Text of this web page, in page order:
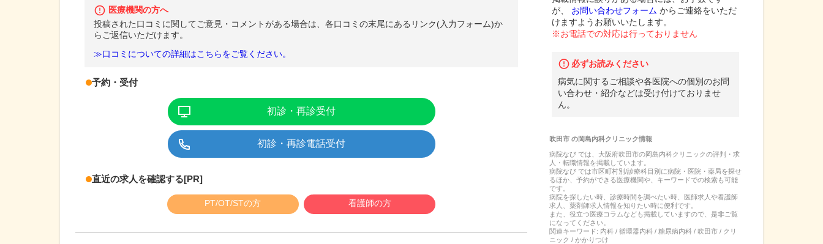
医療機関の方へ
投稿された口コミに関してご意見・コメントがある場合は、各口コミの末尾にあるリンク(入力フォーム)か
らご返信いただけます。
≫口コミについての詳細はこちらをご覧ください。
予約・受付
初診・再診受付
初診・再診電話受付
直近の求人を確認する[PR]
PT/OT/STの方 看護師の方
が、
お問い合わせフォーム からご連絡をいただ
けますようお願いいたします。
※お電話での対応は行っておりません
必ずお読みください
病気に関するご相談や各医院への個別のお問
い合わせ・紹介などは受け付けておりませ
ん。
吹田市の岡島内科クリニック情報
病院なび では、 大阪府吹田市の岡島内科クリニックの評判・求
人・転職情報を掲載しています。
病院なび では市区町村別/診療科目別に病院・医院・薬局を探せ
るほか、予約ができる医療機関や、キーワードでの検索も可能
です。
病院を探したい時、診療時間を調べたい時、医師求人や看護師
求人、薬剤師求人情報を知りたい時に便利です。
また、役立つ医療コラムなども掲載していますので、是非ご覧
になってください。
関連キーワード: 内科 / 循環器内科 / 糖尿病内科 / 吹田市 / クリ
ニック / かかりつけ